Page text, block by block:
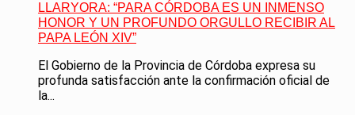
LLARYORA: “PARA CÓRDOBA ES UN INMENSO
HONOR Y UN PROFUNDO ORGULLO RECIBIR AL
PAPA LEÓN XIV”
El Gobierno de la Provincia de Córdoba expresa su
profunda satisfacción ante la confirmación oficial de
la...